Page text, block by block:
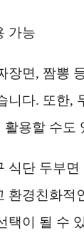
가능
장면, 짬뽕
니다. 또한,
활용할 수도
식단 두부면
환경친화적
택이 될 수